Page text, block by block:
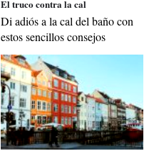
El truco contra la cal
Di adiós a la cal del baño con
estos sencillos consejos